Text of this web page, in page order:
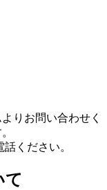
りお問い合わせく
話ください。
て